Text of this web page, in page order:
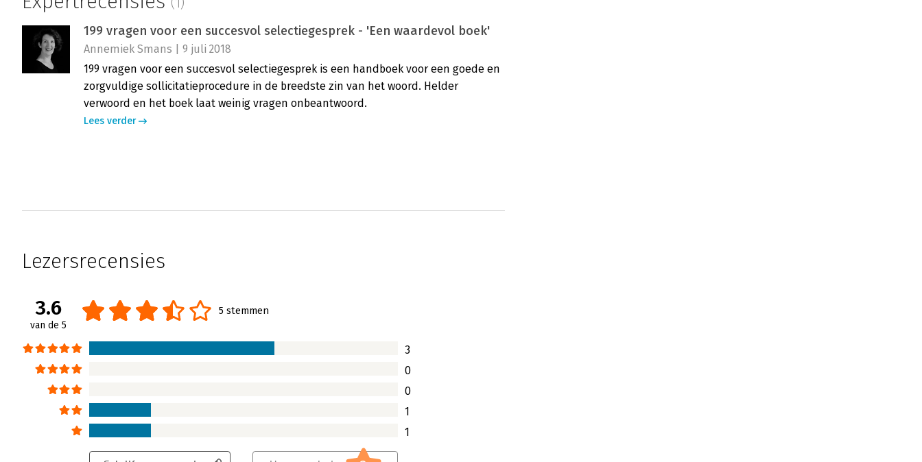
199 vragen voor een succesvol selectiegesprek - 'Een waardevol boek'
Annemiek Smans | 9 juli 2018
199 vragen voor een succesvol selectiegesprek is een handboek voor een goede en
zorgvuldige sollicitatieprocedure in de breedste zin van het woord. Helder
verwoord en het boek laat weinig vragen onbeantwoord.
Lees verder
Lezersrecensies
3.6
van de 5
5 stemmen
3
0
0
1
1